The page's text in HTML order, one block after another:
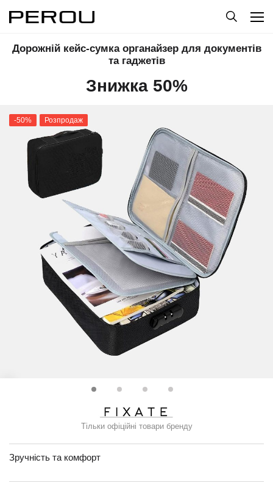
Дорожній кейс-сумка органайзер для документів
та гаджетів
Знижка 50%
-50% Розпродаж
Тільки офіційні товари бренду
Зручність та комфорт